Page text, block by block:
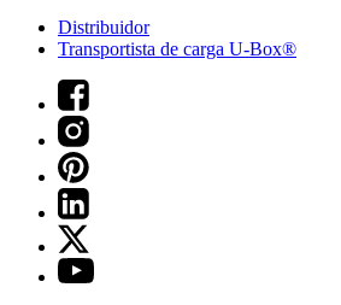
Distribuidor
Transportista de carga U-Box®